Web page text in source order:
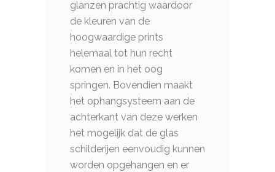
glanzen prachtig waardoor
de kleuren van de
hoogwaardige prints
helemaal tot hun recht
komen en in het oog
springen. Bovendien maakt
het ophangsysteem aan de
achterkant van deze werken
het mogelijk dat de glas
schilderijen eenvoudig kunnen
worden opgehangen en er